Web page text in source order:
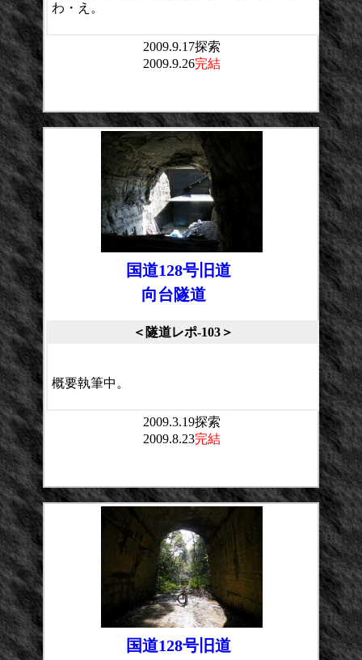
わ・え。
2009.9.17探索
2009.9.26完結
国道128号旧道
向台隧道
＜隧道レポ-103＞
概要執筆中。
2009.3.19探索
2009.8.23完結
国道128号旧道